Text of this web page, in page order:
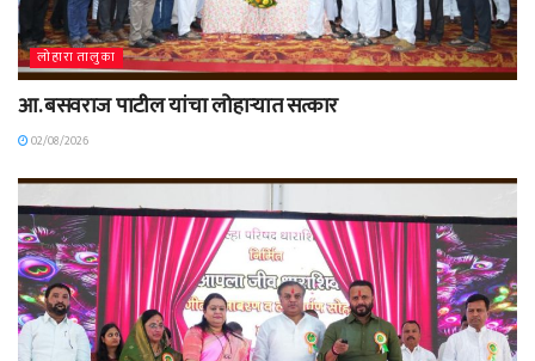
लोहारा तालुका
आ. बसवराज पाटील यांचा लोहाऱ्यात सत्कार
02/08/2026